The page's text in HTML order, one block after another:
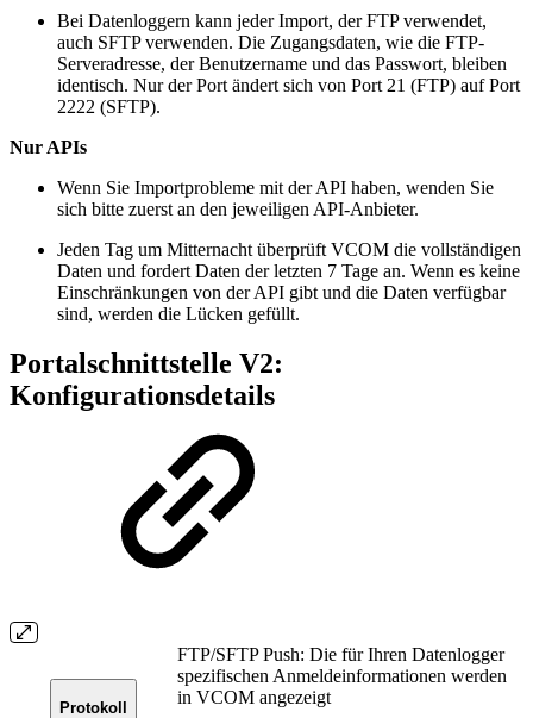
Bei Datenloggern kann jeder Import, der FTP verwendet,
auch SFTP verwenden. Die Zugangsdaten, wie die FTP-
Serveradresse, der Benutzername und das Passwort, bleiben
identisch. Nur der Port ändert sich von Port 21 (FTP) auf Port
2222 (SFTP).
Nur APIs
Wenn Sie Importprobleme mit der API haben, wenden Sie
sich bitte zuerst an den jeweiligen API-Anbieter.
Jeden Tag um Mitternacht überprüft VCOM die vollständigen
Daten und fordert Daten der letzten 7 Tage an. Wenn es keine
Einschränkungen von der API gibt und die Daten verfügbar
sind, werden die Lücken gefüllt.
Portalschnittstelle V2:
Konfigurationsdetails
Protokoll
FTP/SFTP Push: Die für Ihren Datenlogger
spezifischen Anmeldeinformationen werden
in VCOM angezeigt